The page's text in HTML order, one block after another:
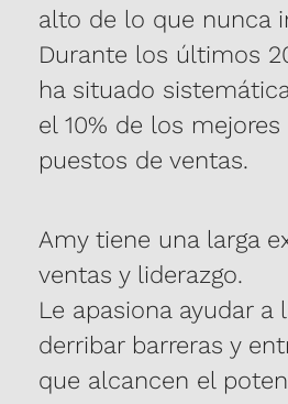
alto de lo que nunca
Durante los últimos
ha situado
el 10% de los
puestos de ventas.
Amy tiene una larga
ventas y liderazgo.
Le apasiona ayudar a
derribar barreras y
que alcancen el